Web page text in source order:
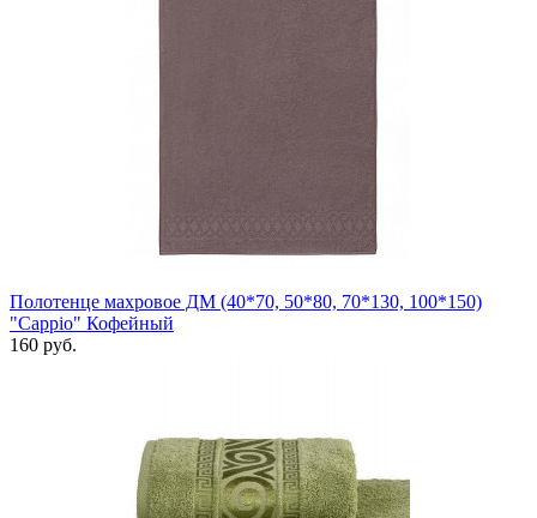
Полотенце махровое ДМ (40*70, 50*80, 70*130, 100*150)
"Cappio" Кофейный
160 руб.